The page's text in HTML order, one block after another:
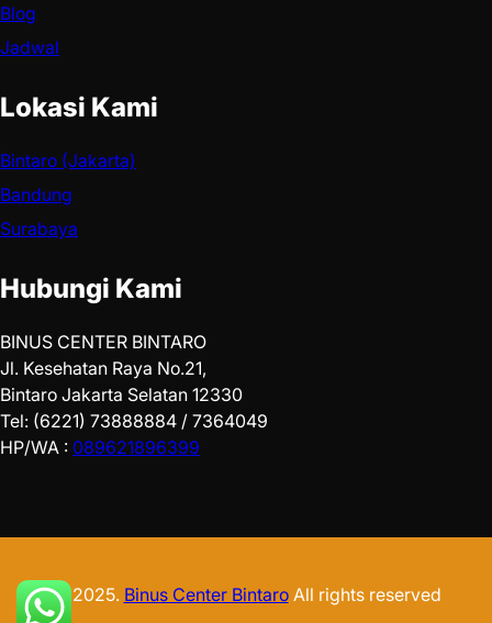
Blog
Jadwal
Lokasi Kami
Bintaro (Jakarta)
Bandung
Surabaya
Hubungi Kami
BINUS CENTER BINTARO
Jl. Kesehatan Raya No.21,
Bintaro Jakarta Selatan 12330
Tel: (6221) 73888884 / 7364049
HP/WA : 089621896399
© 2025. Binus Center BintaroAll rights reserved